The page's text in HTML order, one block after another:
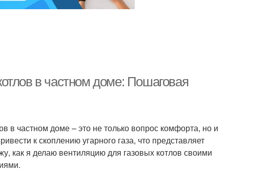
в частном доме: Пошаговая
в частном доме – это не только вопрос комфорта, но и
к скоплению угарного газа, что представляет
как я делаю вентиляцию для газовых котлов своими